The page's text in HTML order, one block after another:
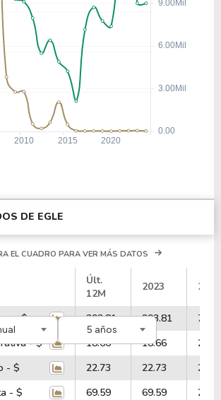
DE EGLE
5 años
EL CUADRO PARA VER MÁS DATOS
Últ.
12M
2023 2022
- $ 393.81 393.81
- $
18.66 18.66
- $
22.73 22.73
- $
69.59 69.59